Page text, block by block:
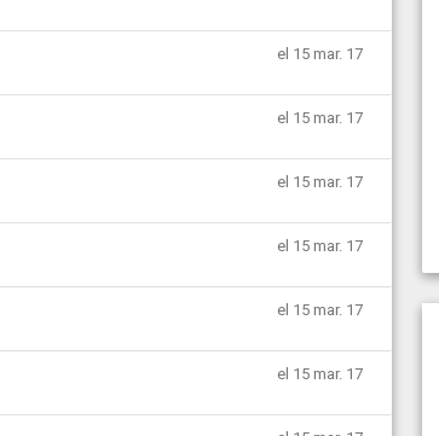
el 15 mar. 17
el 15 mar. 17
el 15 mar. 17
el 15 mar. 17
el 15 mar. 17
el 15 mar. 17